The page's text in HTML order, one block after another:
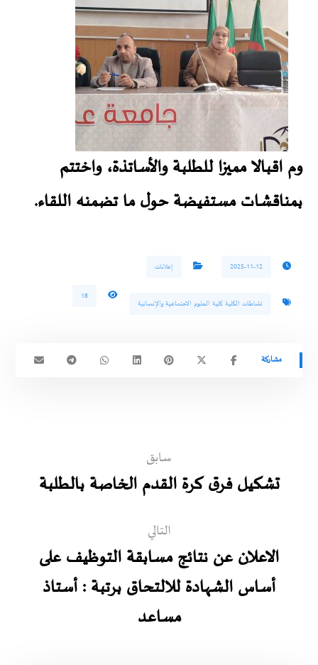
وم اقبالا مميزا للطلبة والأساتذة، واختتم
بمناقشات مستفيضة حول ما تضمنه اللقاء.
2025-11-12 إعلانات
نشاطات الكلية كلية العلوم الاجتماعية والإنسانية
18
سابق
تشكيل فرق كرة القدم الخاصة بالطلبة
التالي
الاعلان عن نتائج مسابقة التوظيف على
أساس الشهادة للالتحاق برتبة : أستاذ
مساعد‎